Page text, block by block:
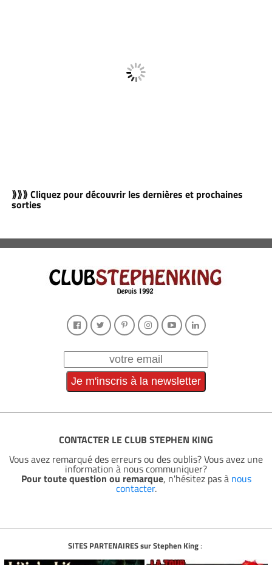
⟫⟫⟫ Cliquez pour découvrir les dernières et prochaines
sorties
CONTACTER LE CLUB STEPHEN KING
Vous avez remarqué des erreurs ou des oublis? Vous avez une
information à nous communiquer?
Pour toute question ou remarque, n'hésitez pas à nous
contacter.
SITES PARTENAIRES sur Stephen King: